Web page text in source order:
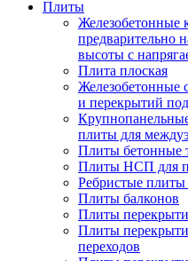
Плиты
Железобетонные
предварительно
высоты с
Плита плоская
Железобетонные
и перекрытий
плиты для
Плиты бетонные
Плиты НСП для
Ребристые
Плиты балконов
Плиты
Плиты
переходов